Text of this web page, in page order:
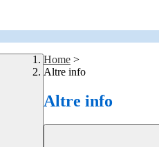
Home >
Altre info
Altre info